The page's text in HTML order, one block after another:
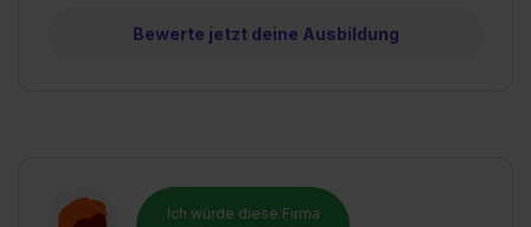
Ich würde diese Firma
Bewerte jetzt deine Ausbildung